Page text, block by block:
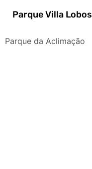
Parque Villa Lobos
Parque da Aclimação